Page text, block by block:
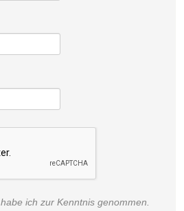
habe ich zur Kenntnis genommen.